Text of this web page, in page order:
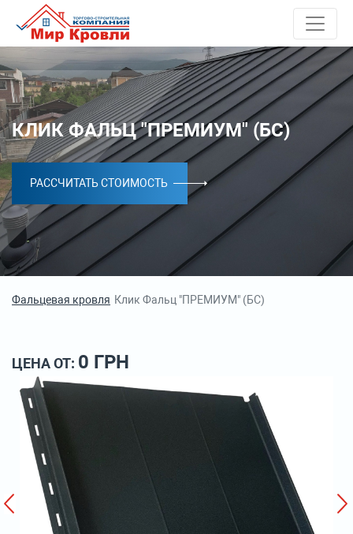
КЛИК ФАЛЬЦ "ПРЕМИУМ" (БС)
РАССЧИТАТЬ СТОИМОСТЬ
Фальцевая кровля Клик Фальц "ПРЕМИУМ" (БС)
ЦЕНА ОТ: 0 ГРН